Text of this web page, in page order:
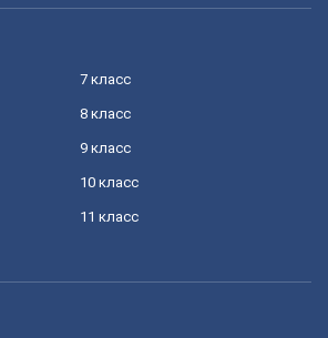
7 класс
8 класс
9 класс
10 класс
11 класс